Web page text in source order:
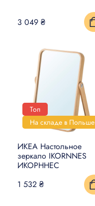
3 049 ₴
Топ
На складе в Польше
ИКЕА Настольное
зеркало IKORNNES
ИКОРННЕС
1 532 ₴